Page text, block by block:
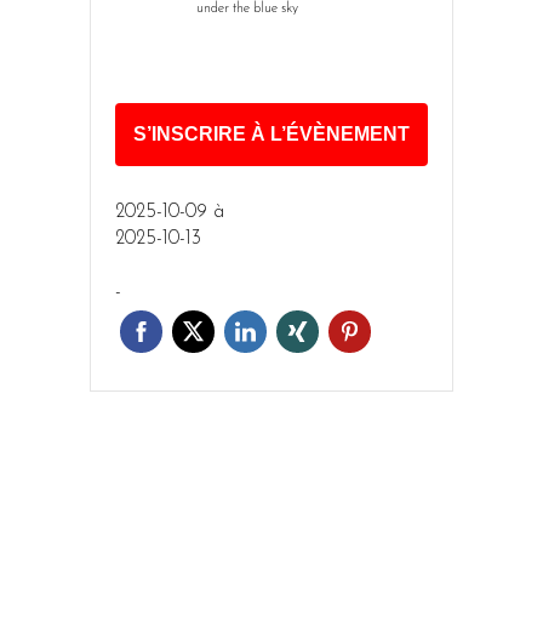
under the blue sky
S’INSCRIRE À L’ÉVÈNEMENT
2025-10-09 à
2025-10-13
-